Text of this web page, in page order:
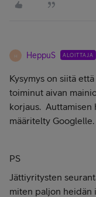
H HeppuS ALOITTAJA
Kysymys on siitä
toiminut aivan
korjaus. Auttamisen
määritelty Googlelle.
PS
Jättiyritysten
miten paljon heidän